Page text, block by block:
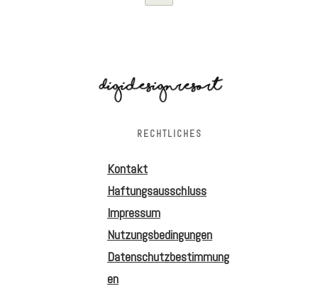
RECHTLICHES
Kontakt
Haftungsausschluss
Impressum
Nutzungsbedingungen
Datenschutzbestimmung
en